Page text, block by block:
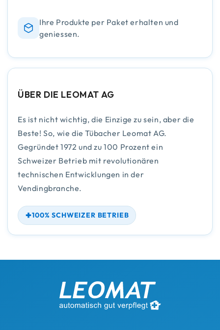
Ihre Produkte per Paket erhalten und
geniessen.
ÜBER DIE LEOMAT AG
Es ist nicht wichtig, die Einzige zu sein, aber die
Beste! So, wie die Tübacher Leomat AG.
Gegründet 1972 und zu 100 Prozent ein
Schweizer Betrieb mit revolutionären
technischen Entwicklungen in der
Vendingbranche.
100% SCHWEIZER BETRIEB